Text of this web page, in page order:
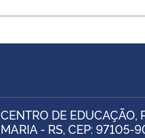
CENTRO DE EDUCAÇÃO,
MARIA - RS, CEP: 97105-